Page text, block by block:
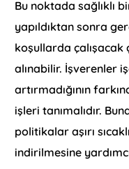
Bu noktada sağlıklı
yapıldıktan sonra
koşullarda çalışacak
alınabilir. İşverenler
artırmadığının
işleri tanımalıdır.
politikalar aşırı
indirilmesine